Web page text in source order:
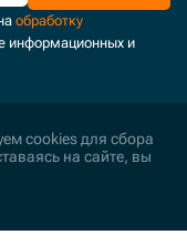
обработку
информационных и
cookies для сбора
на сайте, вы